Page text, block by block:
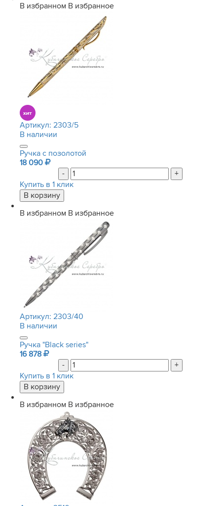
В избранном В избранное
Артикул: 2303/5
В наличии
Ручка с позолотой
18 090
-
+
Купить в 1 клик
В избранном В избранное
Артикул: 2303/40
В наличии
Ручка "Black series"
16 878
-
+
Купить в 1 клик
В избранном В избранное